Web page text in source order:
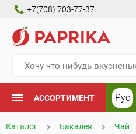
+7(708) 703-77-37
АССОРТИМЕНТ Рус
Каталог Бакалея
Чай